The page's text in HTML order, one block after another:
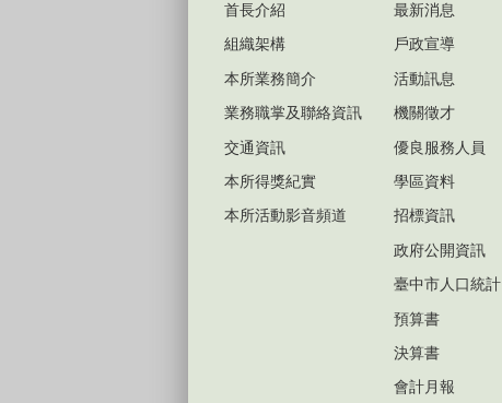
首長介紹
組織架構
本所業務簡介
業務職掌及聯絡資訊
交通資訊
本所得獎紀實
本所活動影音頻道
最新消息
戶政宣導
活動訊息
機關徵才
優良服務人員
學區資料
招標資訊
政府公開資訊
臺中市人口統計
預算書
決算書
會計月報